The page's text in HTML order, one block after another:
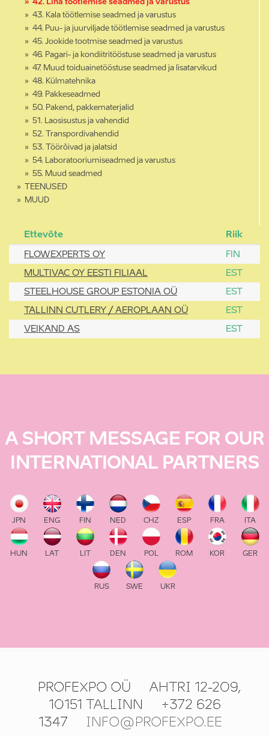
42. Liha töötlemise seadmed ja varustus
43. Kala töötlemise seadmed ja varustus
44. Puu- ja juurviljade töötlemise seadmed ja varustus
45. Jookide tootmise seadmed ja varustus
46. Pagari- ja kondiitritööstuse seadmed ja varustus
47. Muud toiduainetööstuse seadmed ja lisatarvikud
48. Külmatehnika
49. Pakkeseadmed
50. Pakend, pakkematerjalid
51. Laosisustus ja vahendid
52. Transpordivahendid
53. Töörõivad ja jalatsid
54. Laboratooriumiseadmed ja varustus
55. Muud seadmed
TEENUSED
MUUD
Ettevõte Riik
FLOWEXPERTS OY FIN
MULTIVAC OY EESTI FILIAAL EST
STEELHOUSE GROUP ESTONIA OÜ EST
TALLINN CUTLERY / AEROPLAAN OÜ EST
VEIKAND AS EST
A SHORT MESSAGE FOR OUR
INTERNATIONAL PARTNERS
JPN ENG FIN NED CHZ ESP FRA ITA
HUN LAT LIT DEN POL ROM KOR GER
RUS SWE UKR
PROFEXPO OÜ
AHTRI 12-209,
10151 TALLINN
+372 626
1347
INFO@PROFEXPO.EE